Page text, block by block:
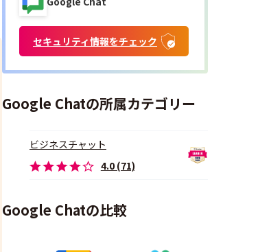
セキュリティ情報をチェック
Google Chatの所属カテゴリー
ビジネスチャット
4.0 (71)
Google Chatの比較